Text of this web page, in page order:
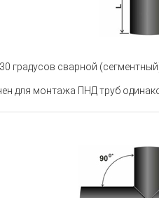
градусов сварной
для монтажа ПНД труб